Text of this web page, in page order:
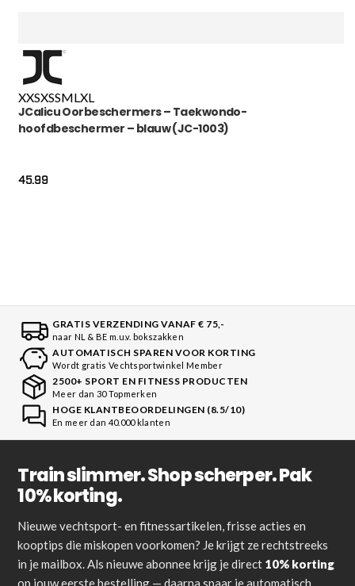
XXSXSSMLXL
JCalicu Oorbeschermers – Taekwondo-
hoofdbeschermer – blauw (JC-1003)
45.99
GRATIS VERZENDING VANAF € 75,-
naar NL & BE m.u.v. bokszakken
AUTOMATISCH SPAREN VOOR KORTING
Wordt gratis Vechtsportwinkel Member
2500+ SPORT EN FITNESS PRODUCTEN
Meer dan 30 Topmerken
HOGE KLANTBEOORDELINGEN (8.5/10)
En meer dan 40.000 klanten
Train slimmer. Shop scherper. Pak
10% korting.
Nieuwe vechtsport- en fitnessartikelen, frisse acties en
kooptips die miskopen voorkomen? Je krijgt ze rechtstreeks
in je mailbox. Als nieuwe abonnee krijg je direct 10% korting
op jouw eerste bestelling — daarna spaar je automatisch